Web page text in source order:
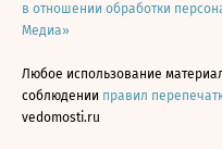
в отношении обработки
Медиа»
Любое использование
соблюдении правил
vedomosti.ru